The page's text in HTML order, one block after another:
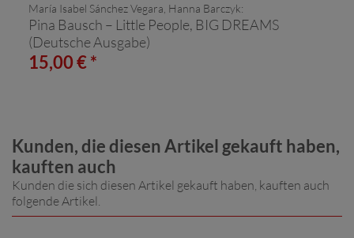
María Isabel Sánchez Vegara, Hanna Barczyk:
Pina Bausch – Little People, BIG DREAMS
(Deutsche Ausgabe)
15,00 € *
Kunden, die diesen Artikel gekauft haben,
kauften auch
Kunden die sich diesen Artikel gekauft haben, kauften auch
folgende Artikel.